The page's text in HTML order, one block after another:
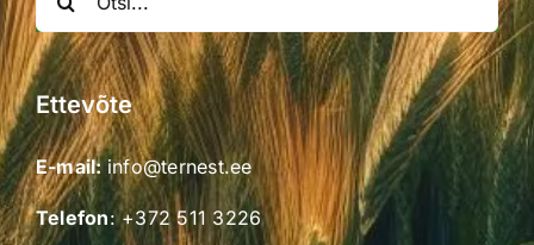
for:
Ettevõte
E-mail:info@ternest.ee
Telefon:+372 511 3226